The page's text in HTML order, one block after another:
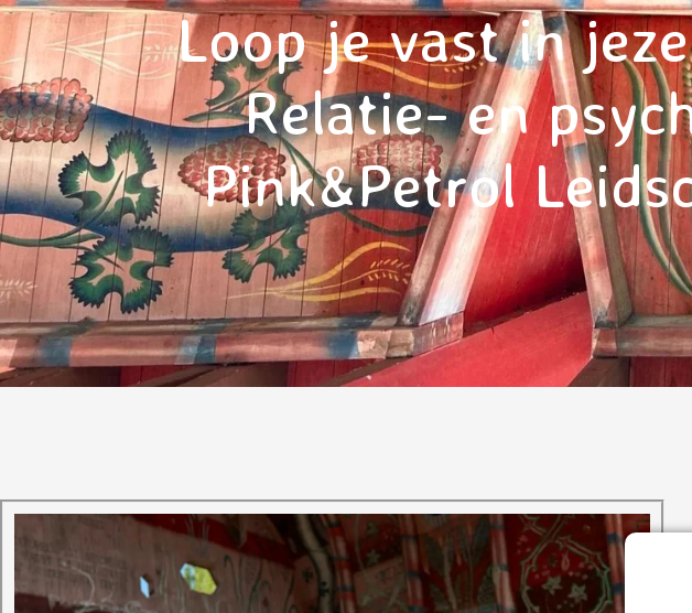
Loop je vast in
Relatie- en
Pink&Petrol